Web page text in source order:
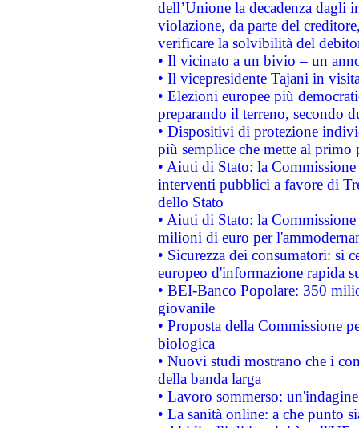
dell’Unione la decadenza dagli
violazione, da parte del
verificare la solvibilità del
• Il vicinato a un bivio – un
• Il vicepresidente Tajani in
• Elezioni europee più
preparando il terreno, secondo
• Dispositivi di protezione
più semplice che mette al primo
• Aiuti di Stato: la
interventi pubblici a favore di
dello Stato
• Aiuti di Stato: la
milioni di euro per
• Sicurezza dei consumatori: si
europeo d'informazione rapida
• BEI-Banco Popolare: 350
giovanile
• Proposta della Commissione
biologica
• Nuovi studi mostrano che i
della banda larga
• Lavoro sommerso:
• La sanità online: a che punto